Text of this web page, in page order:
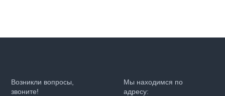
Возникли вопросы,
звоните!
Мы находимся по
адресу: